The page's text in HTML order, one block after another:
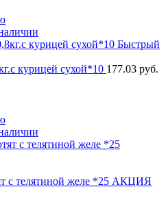
Быстрый
курицей сухой*10 177.03 руб.
с телятиной желе *25 АКЦИЯ